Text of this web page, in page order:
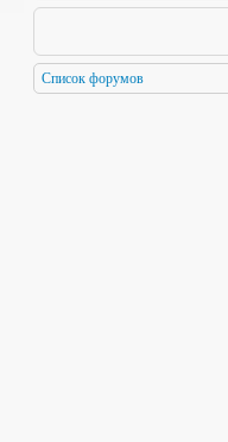
Список форумов